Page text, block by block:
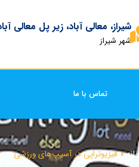
شیراز، معالی آباد، زیر پل معالی
شهر شیراز
تماس با ما
خانه»فیزیوتراپی در آسیب‌های ورزشی